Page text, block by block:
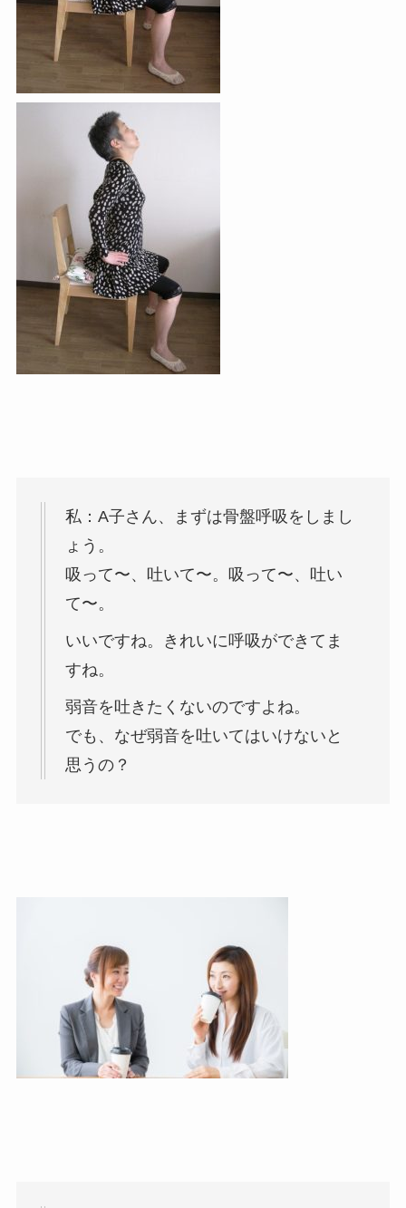
私：A子さん、まずは骨盤呼吸をしまし
ょう。
吸って〜、吐いて〜。吸って〜、吐い
て〜。
いいですね。きれいに呼吸ができてま
すね。
弱音を吐きたくないのですよね。
でも、なぜ弱音を吐いてはいけないと
思うの？